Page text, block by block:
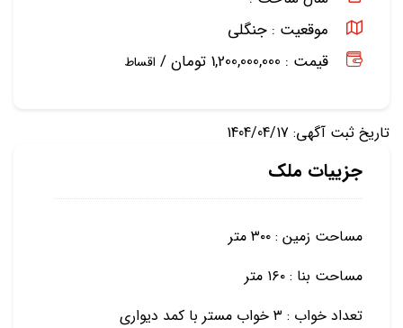
موقعیت : جنگلی
قیمت : 1,200,000,000 تومان /
اقساط
تاریخ ثبت آگهی: 1404/04/17
جزییات ملک
مساحت زمین : ۳۰۰ متر
مساحت بنا : ۱۶۰ متر
تعداد خواب : ۳ خواب مستر با کمد دیواری